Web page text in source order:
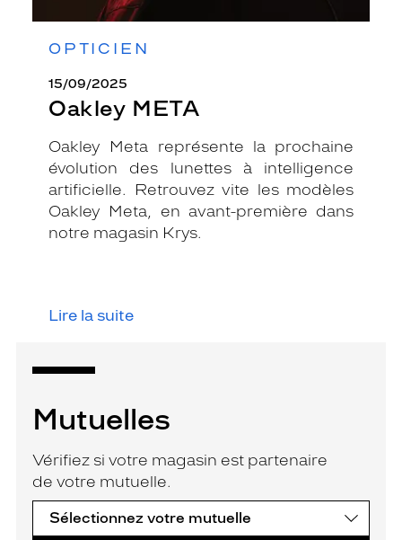
OPTICIEN
15/09/2025
Oakley META
Oakley Meta représente la prochaine
évolution des lunettes à intelligence
artificielle. Retrouvez vite les modèles
Oakley Meta, en avant-première dans
notre magasin Krys.
Lire la suite
Mutuelles
Vérifiez si votre magasin est partenaire
de votre mutuelle.